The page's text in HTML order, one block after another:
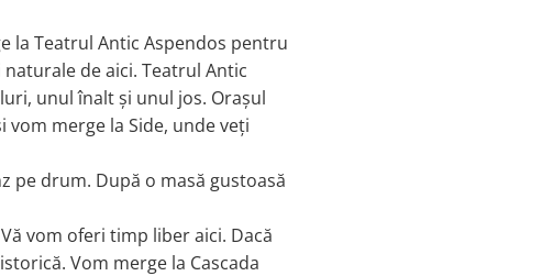
la Teatrul Antic Aspendos pentru
de aici. Teatrul Antic
unul înalt și unul jos. Orașul
merge la Side, unde veți
pe drum. După o masă gustoasă
vom oferi timp liber aici. Dacă
Vom merge la Cascada